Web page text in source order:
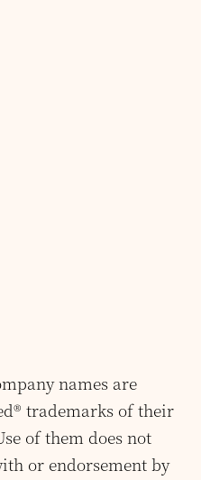
names are
trademarks of their
of them does not
or endorsement by